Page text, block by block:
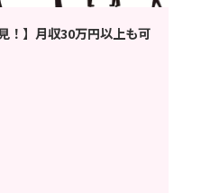
！】月収30万円以上も可